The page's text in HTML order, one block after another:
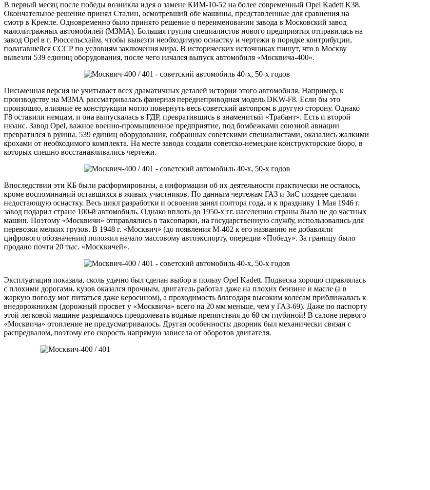
В первый месяц после победы возникла идея о замене КИМ-10-52 на более современный Opel Kadett K38.
Окончательное решение принял Сталин, осмотревший обе машины, представленные для сравнения на
смотр в Кремле. Одновременно было принято решение о переименовании завода в Московский завод
малолитражных автомобилей (МЗМА). Большая группа специалистов нового предприятия отправилась на
завод Opel в г. Рюссельсхайм, чтобы вывезти необходимую оснастку и чертежи в порядке контрибуции,
полагавшейся СССР по условиям заключения мира. В исторических источниках пишут, что в Москву
вывезли 539 единиц оборудования, после чего начался выпуск автомобиля «Москвича-400».
Письменная версия не учитывает всех драматичных деталей истории этого автомобиля. Например, к
производству на МЗМА рассматривалась фанерная переднеприводная модель DKW-F8. Если бы это
произошло, влияние ее конструкции могло повернуть весь советский автопром в другую сторону. Однако
F8 оставили немцам, и она выпускалась в ГДР, превратившись в знаменитый «Трабант». Есть и второй
нюанс. Завод Opel, важное военно-промышленное предприятие, под бомбежками союзной авиации
превратился в руины. 539 единиц оборудования, собранных советскими специалистами, оказались жалкими
крохами от необходимого комплекта. На месте завода создали советско-немецкие конструкторские бюро, в
которых спешно восстанавливались чертежи.
Впоследствии эти КБ были расформированы, а информации об их деятельности практически не осталось,
кроме воспоминаний оставшихся в живых участников. По данным чертежам ГАЗ и ЗиС позднее сделали
недостающую оснастку. Весь цикл разработки и освоения занял полтора года, и к празднику 1 Мая 1946 г.
завод подарил стране 100-й автомобиль. Однако вплоть до 1950-х гг. населению страны было не до частных
машин. Поэтому «Москвичи» отправлялись в таксопарки, на государственную службу, использовались для
перевозки мелких грузов. В 1948 г. «Москвич» (до появления М-402 к его названию не добавляли
цифрового обозначения) положил начало массовому автоэкспорту, опередив «Победу». За границу было
продано почти 20 тыс. «Москвичей».
Эксплуатация показала, сколь удачно был сделан выбор в пользу Opel Kadett. Подвеска хорошо справлялась
с плохими дорогами, кузов оказался прочным, двигатель работал даже на плохих бензине и масле (а в
жаркую погоду мог питаться даже керосином), а проходимость благодаря высоким колесам приближалась к
внедорожникам (дорожный просвет у «Москвича» всего на 20 мм меньше, чем у ГАЗ-69). Даже по паспорту
этой легковой машине разрешалось преодолевать водные препятствия до 60 см глубиной! В салоне первого
«Москвича» отопление не предусматривалось. Другая особенность: дворник был механически связан с
распредвалом, поэтому его скорость напрямую зависела от оборотов двигателя.